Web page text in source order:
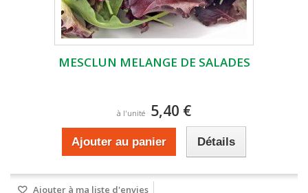
MESCLUN MELANGE DE SALADES
à l'unité 5,40 €
Ajouter au panier Détails
Ajouter à ma liste d'envies